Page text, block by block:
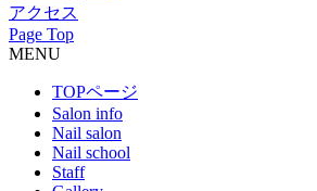
アクセス
Page Top
MENU
TOPページ
Salon info
Nail salon
Nail school
Staff